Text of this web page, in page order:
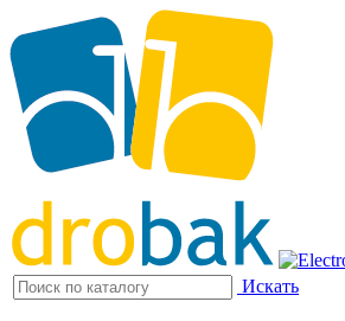
Искать